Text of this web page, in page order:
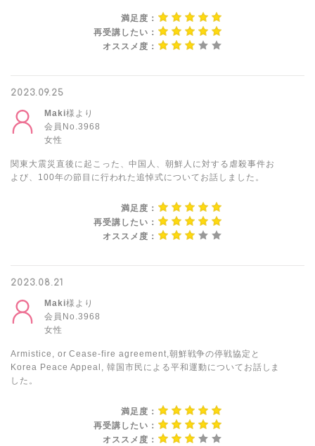
満足度：
再受講したい：
オススメ度：
2023.09.25
Maki様より
会員No.3968
女性
関東大震災直後に起こった、中国人、朝鮮人に対する虐殺事件お
よび、100年の節目に行われた追悼式についてお話しました。
満足度：
再受講したい：
オススメ度：
2023.08.21
Maki様より
会員No.3968
女性
Armistice, or Cease-fire agreement,朝鮮戦争の停戦協定と
Korea Peace Appeal, 韓国市民による平和運動についてお話しま
した。
満足度：
再受講したい：
オススメ度：